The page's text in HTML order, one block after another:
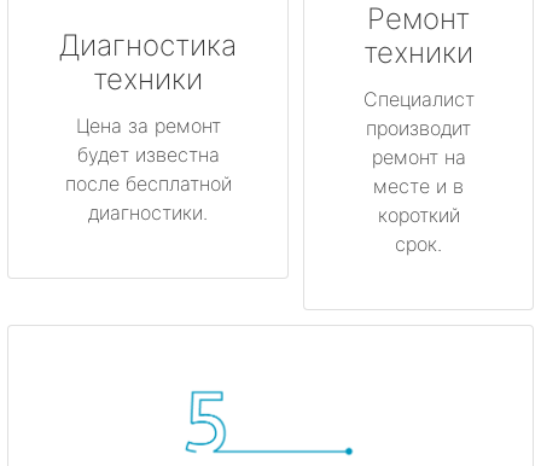
Диагностика
техники
Цена за ремонт
будет известна
после бесплатной
диагностики.
Ремонт
техники
Специалист
производит
ремонт на
месте и в
короткий
срок.